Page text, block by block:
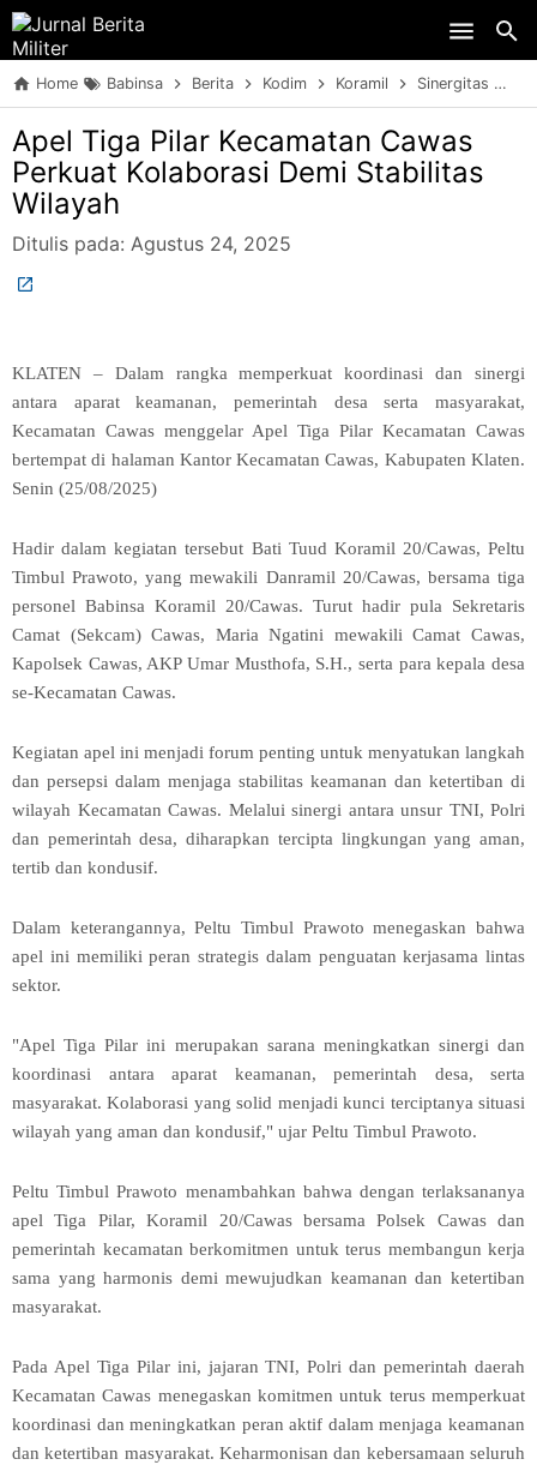
Home Babinsa Berita Kodim Koramil Sinergitas
Apel Tiga Pilar Kecamatan Cawas
Perkuat Kolaborasi Demi Stabilitas
Wilayah
Ditulis pada: Agustus 24, 2025
KLATEN – Dalam rangka memperkuat koordinasi dan sinergi
antara aparat keamanan, pemerintah desa serta masyarakat,
Kecamatan Cawas menggelar Apel Tiga Pilar Kecamatan Cawas
bertempat di halaman Kantor Kecamatan Cawas, Kabupaten Klaten.
Senin (25/08/2025)
Hadir dalam kegiatan tersebut Bati Tuud Koramil 20/Cawas, Peltu
Timbul Prawoto, yang mewakili Danramil 20/Cawas, bersama tiga
personel Babinsa Koramil 20/Cawas. Turut hadir pula Sekretaris
Camat (Sekcam) Cawas, Maria Ngatini mewakili Camat Cawas,
Kapolsek Cawas, AKP Umar Musthofa, S.H., serta para kepala desa
se-Kecamatan Cawas.
Kegiatan apel ini menjadi forum penting untuk menyatukan langkah
dan persepsi dalam menjaga stabilitas keamanan dan ketertiban di
wilayah Kecamatan Cawas. Melalui sinergi antara unsur TNI, Polri
dan pemerintah desa, diharapkan tercipta lingkungan yang aman,
tertib dan kondusif.
Dalam keterangannya, Peltu Timbul Prawoto menegaskan bahwa
apel ini memiliki peran strategis dalam penguatan kerjasama lintas
sektor.
"Apel Tiga Pilar ini merupakan sarana meningkatkan sinergi dan
koordinasi antara aparat keamanan, pemerintah desa, serta
masyarakat. Kolaborasi yang solid menjadi kunci terciptanya situasi
wilayah yang aman dan kondusif," ujar Peltu Timbul Prawoto.
Peltu Timbul Prawoto menambahkan bahwa dengan terlaksananya
apel Tiga Pilar, Koramil 20/Cawas bersama Polsek Cawas dan
pemerintah kecamatan berkomitmen untuk terus membangun kerja
sama yang harmonis demi mewujudkan keamanan dan ketertiban
masyarakat.
Pada Apel Tiga Pilar ini, jajaran TNI, Polri dan pemerintah daerah
Kecamatan Cawas menegaskan komitmen untuk terus memperkuat
koordinasi dan meningkatkan peran aktif dalam menjaga keamanan
dan ketertiban masyarakat. Keharmonisan dan kebersamaan seluruh